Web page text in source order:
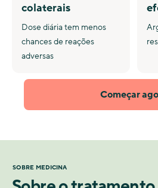
colaterais
Dose diária tem menos
chances de reações
adversas
Começar
SOBRE MEDICINA